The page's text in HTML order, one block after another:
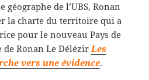
géographe de l’UBS, Ronan
la charte du territoire qui a
pour le nouveau Pays de
de Ronan Le Délézir Les
vers une évidence.